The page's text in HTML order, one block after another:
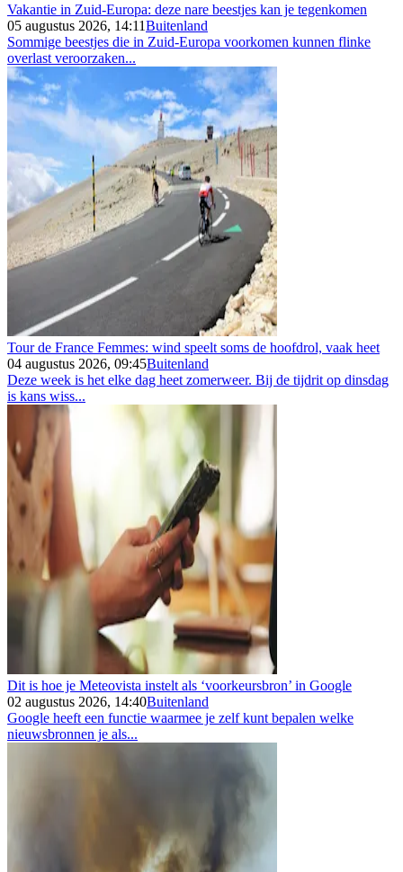
Vakantie in Zuid-Europa: deze nare beestjes kan je tegenkomen
05 augustus 2026, 14:11Buitenland
Sommige beestjes die in Zuid-Europa voorkomen kunnen flinke
overlast veroorzaken...
Tour de France Femmes: wind speelt soms de hoofdrol, vaak heet
04 augustus 2026, 09:45Buitenland
Deze week is het elke dag heet zomerweer. Bij de tijdrit op dinsdag
is kans wiss...
Dit is hoe je Meteovista instelt als ‘voorkeursbron’ in Google
02 augustus 2026, 14:40Buitenland
Google heeft een functie waarmee je zelf kunt bepalen welke
nieuwsbronnen je als...